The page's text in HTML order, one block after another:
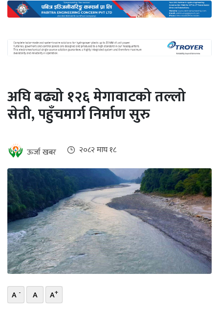
ऊर्जा
दक्षता
खबर
हरित
इभी
सम्पादकीय
बैंक
पर्यटन
भिडियो
छापा
खोज
प्रोफाइल
अघि बढ्यो १२६ मेगावाटको तल्लो
सेती, पहुँचमार्ग निर्माण सुरु
ऊर्जा खबर २०८२ माघ १८
A - A A+